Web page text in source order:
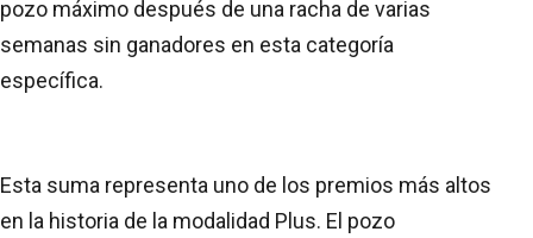
pozo máximo después de una racha de varias
semanas sin ganadores en esta categoría
específica.
Esta suma representa uno de los premios más altos
en la historia de la modalidad Plus. El pozo